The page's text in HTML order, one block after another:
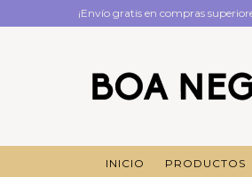
¡Envío gratis en compras
INICIO PRODUCTOS